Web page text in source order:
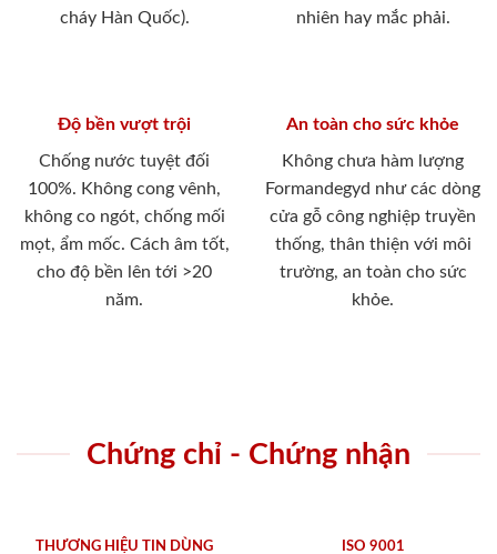
cháy Hàn Quốc).
nhiên hay mắc phải.
Độ bền vượt trội
Chống nước tuyệt đối
100%. Không cong vênh,
không co ngót, chống mối
mọt, ẩm mốc. Cách âm tốt,
cho độ bền lên tới >20
năm.
An toàn cho sức khỏe
Không chưa hàm lượng
Formandegyd như các dòng
cửa gỗ công nghiệp truyền
thống, thân thiện với môi
trường, an toàn cho sức
khỏe.
Chứng chỉ - Chứng nhận
THƯƠNG HIỆU TIN DÙNG
ISO 9001